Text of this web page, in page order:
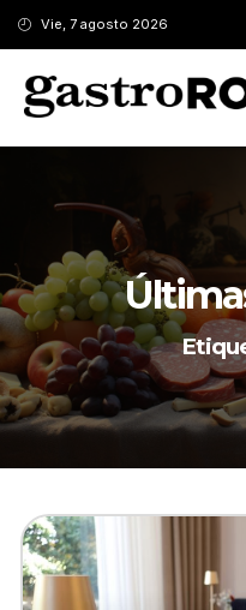
Vie, 7 agosto 2026